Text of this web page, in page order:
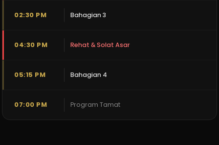
02:30 PM Bahagian 3
04:30 PM Rehat & Solat Asar
05:15 PM Bahagian 4
07:00 PM Program Tamat